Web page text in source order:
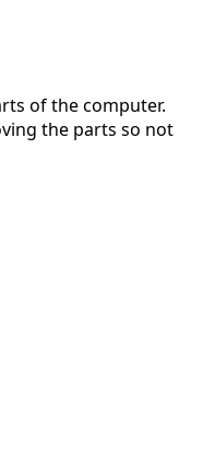
of the computer.
the parts so not